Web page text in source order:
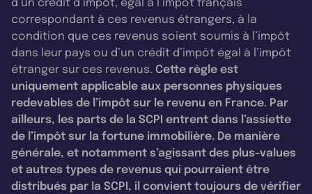
d’un crédit d’impôt, égal à l’impôt français
correspondant à ces revenus étrangers, à la
condition que ces revenus soient soumis à l’impôt
dans leur pays ou d’un crédit d’impôt égal à l’impôt
étranger sur ces revenus. Cette règle est
uniquement applicable aux personnes physiques
redevables de l’impôt sur le revenu en France. Par
ailleurs, les parts de la SCPI entrent dans l’assiette
de l’impôt sur la fortune immobilière. De manière
générale, et notamment s’agissant des plus-values
et autres types de revenus qui pourraient être
distribués par la SCPI, il convient toujours de vérifier